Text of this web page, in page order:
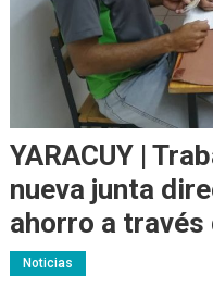
YARACUY |
nueva junta
ahorro a través
Noticias